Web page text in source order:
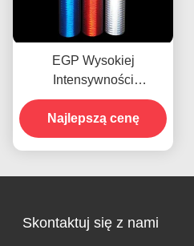
EGP Wysokiej
Intensywności
Pryzmatyczna
Odblaskowa Klejna Folia
Winylowa
Najlepszą cenę
Skontaktuj się z nami